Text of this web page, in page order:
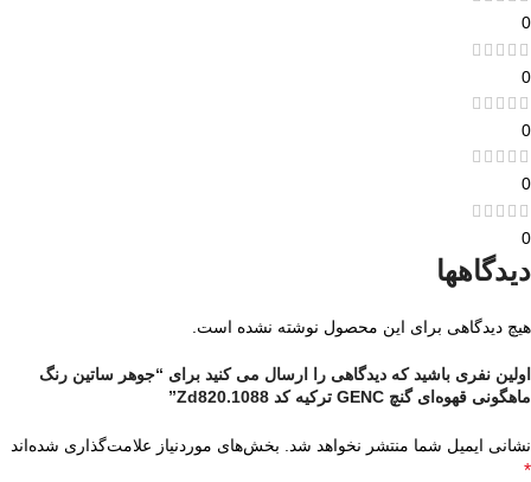
0
0
0
0
0
دیدگاهها
هیچ دیدگاهی برای این محصول نوشته نشده است.
اولین نفری باشید که دیدگاهی را ارسال می کنید برای “جوهر ساتین رنگ
ماهگونی قهوه‌ای گنچ GENC ترکیه کد Zd820.1088”
نشانی ایمیل شما منتشر نخواهد شد. بخش‌های موردنیاز علامت‌گذاری شده‌اند
*